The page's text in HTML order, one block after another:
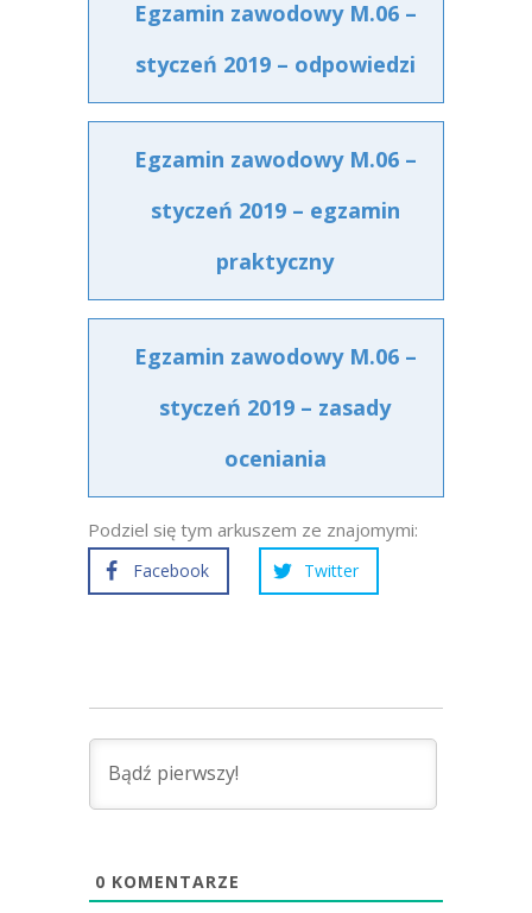
Egzamin zawodowy M.06 –
styczeń 2019 – odpowiedzi
Egzamin zawodowy M.06 –
styczeń 2019 – egzamin
praktyczny
Egzamin zawodowy M.06 –
styczeń 2019 – zasady
oceniania
Podziel się tym arkuszem ze znajomymi:
Facebook Twitter
0 KOMENTARZE